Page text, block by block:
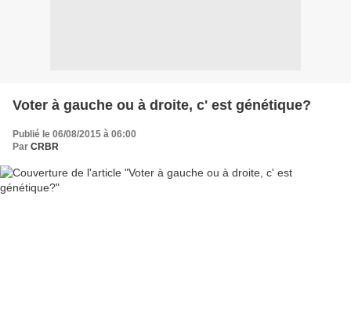
Voter à gauche ou à droite, c' est génétique?
Publié le 06/08/2015 à 06:00
Par CRBR